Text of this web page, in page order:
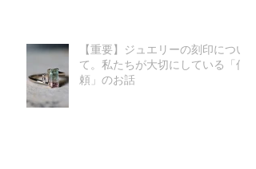
【重要】ジュエリーの刻印につい
て。私たちが大切にしている「信
頼」のお話